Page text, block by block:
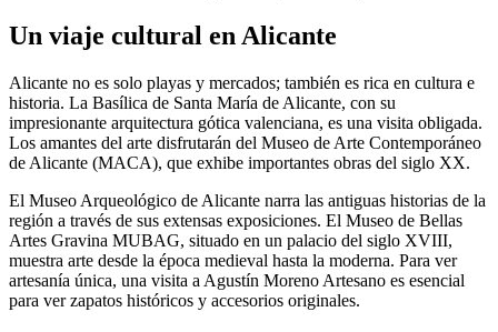
Un viaje cultural en Alicante
Alicante no es solo playas y mercados; también es rica en cultura e
historia. La Basílica de Santa María de Alicante, con su
impresionante arquitectura gótica valenciana, es una visita obligada.
Los amantes del arte disfrutarán del Museo de Arte Contemporáneo
de Alicante (MACA), que exhibe importantes obras del siglo XX.
El Museo Arqueológico de Alicante narra las antiguas historias de la
región a través de sus extensas exposiciones. El Museo de Bellas
Artes Gravina MUBAG, situado en un palacio del siglo XVIII,
muestra arte desde la época medieval hasta la moderna. Para ver
artesanía única, una visita a Agustín Moreno Artesano es esencial
para ver zapatos históricos y accesorios originales.